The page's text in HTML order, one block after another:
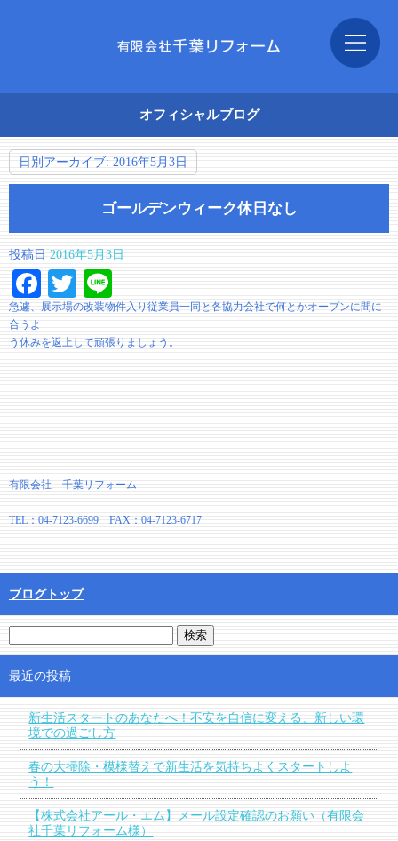
オフィシャルブログ
日別アーカイブ: 2016年5月3日
ゴールデンウィーク休日なし
投稿日 2016年5月3日
Facebook
Twitter
急遽、展示場の改装物件入り従業員一同と各協力会社で何とかオープンに間に
合うよ
う休みを返上して頑張りましょう。
有限会社 千葉リフォーム
TEL：04-7123-6699 FAX：04-7123-6717
ブログトップ
最近の投稿
新生活スタートのあなたへ！不安を自信に変える、新しい環
境での過ごし方
春の大掃除・模様替えで新生活を気持ちよくスタートしよ
う！
【株式会社アール・エム】メール設定確認のお願い（有限会
社千葉リフォーム様）